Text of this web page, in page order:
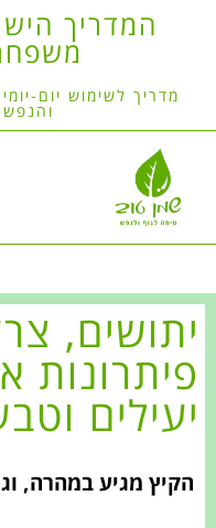
המדריך
מדריך לשימוש יום-
יתושים,
פיתרונות
יעילים
הקיץ מגיע במהרה,